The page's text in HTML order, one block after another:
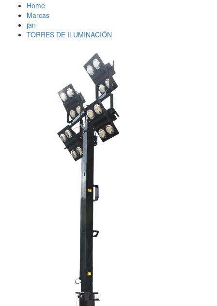
Home
Marcas
jan
TORRES DE ILUMINACIÓN